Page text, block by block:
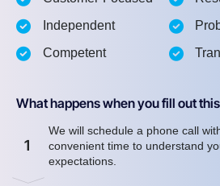
Independent
Competent
What happens when you fill out
1
We will schedule a phone call
convenient time to understand
expectations.